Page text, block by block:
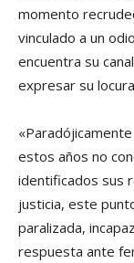
momento
vinculado a un
encuentra su
expresar su
estos años no
identificados sus
justicia, este
paralizada,
respuesta ante